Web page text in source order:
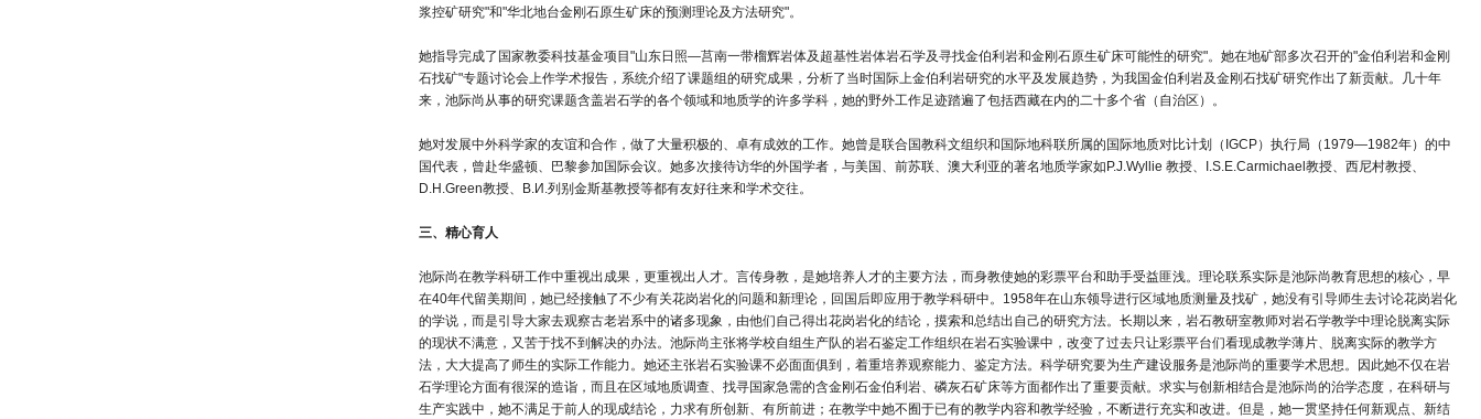
浆控矿研究"和"华北地台金刚石原生矿床的预测理论及方法研究"。
她指导完成了国家教委科技基金项目"山东日照—莒南一带榴辉岩体及超基性岩体岩石学及寻找金伯利岩和金刚石原生矿床可能性的研究"。她在地矿部多次召开的"金伯利岩和金刚
石找矿"专题讨论会上作学术报告，系统介绍了课题组的研究成果，分析了当时国际上金伯利岩研究的水平及发展趋势，为我国金伯利岩及金刚石找矿研究作出了新贡献。几十年
来，池际尚从事的研究课题含盖岩石学的各个领域和地质学的许多学科，她的野外工作足迹踏遍了包括西藏在内的二十多个省（自治区）。
她对发展中外科学家的友谊和合作，做了大量积极的、卓有成效的工作。她曾是联合国教科文组织和国际地科联所属的国际地质对比计划（IGCP）执行局（1979—1982年）的中
国代表，曾赴华盛顿、巴黎参加国际会议。她多次接待访华的外国学者，与美国、前苏联、澳大利亚的著名地质学家如P.J.Wyllie 教授、I.S.E.Carmichael教授、西尼村教授、
D.H.Green教授、B.И.列别金斯基教授等都有友好往来和学术交往。
三、精心育人
池际尚在教学科研工作中重视出成果，更重视出人才。言传身教，是她培养人才的主要方法，而身教使她的彩票平台和助手受益匪浅。理论联系实际是池际尚教育思想的核心，早
在40年代留美期间，她已经接触了不少有关花岗岩化的问题和新理论，回国后即应用于教学科研中。1958年在山东领导进行区域地质测量及找矿，她没有引导师生去讨论花岗岩化
的学说，而是引导大家去观察古老岩系中的诸多现象，由他们自己得出花岗岩化的结论，摸索和总结出自己的研究方法。长期以来，岩石教研室教师对岩石学教学中理论脱离实际
的现状不满意，又苦于找不到解决的办法。池际尚主张将学校自组生产队的岩石鉴定工作组织在岩石实验课中，改变了过去只让彩票平台们看现成教学薄片、脱离实际的教学方
法，大大提高了师生的实际工作能力。她还主张岩石实验课不必面面俱到，着重培养观察能力、鉴定方法。科学研究要为生产建设服务是池际尚的重要学术思想。因此她不仅在岩
石学理论方面有很深的造诣，而且在区域地质调查、找寻国家急需的含金刚石金伯利岩、磷灰石矿床等方面都作出了重要贡献。求实与创新相结合是池际尚的治学态度，在科研与
生产实践中，她不满足于前人的现成结论，力求有所创新、有所前进；在教学中她不囿于已有的教学内容和教学经验，不断进行充实和改进。但是，她一贯坚持任何新观点、新结